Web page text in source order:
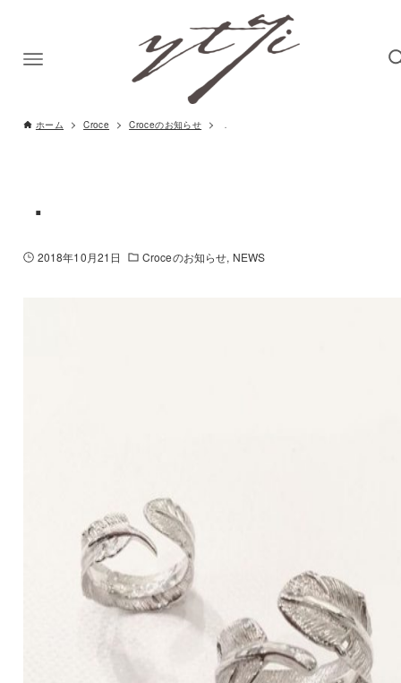
ホーム Croce Croceのお知らせ ．
．
2018年10月21日 Croceのお知らせ NEWS